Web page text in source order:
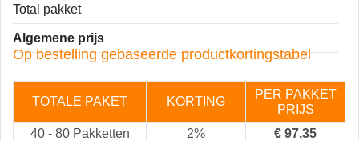
Total pakket
Algemene prijs
Op bestelling gebaseerde productkortingstabel
TOTALE PAKET KORTING
PER PAKKET
PRIJS
40 - 80 Pakketten 2% € 97,35